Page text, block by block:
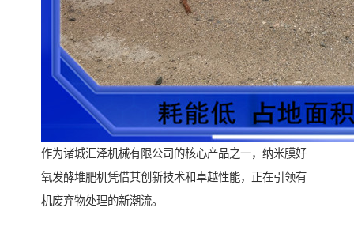
作为诸城汇泽机械有限公司的核心产品之一，纳米膜好
氧发酵堆肥机凭借其创新技术和卓越性能，正在引领有
机废弃物处理的新潮流。